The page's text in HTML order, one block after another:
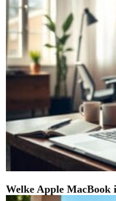
Welke Apple MacBook